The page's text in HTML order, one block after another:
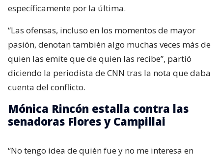
específicamente por la última.
“Las ofensas, incluso en los momentos de mayor
pasión, denotan también algo muchas veces más de
quien las emite que de quien las recibe”, partió
diciendo la periodista de CNN tras la nota que daba
cuenta del conflicto.
Mónica Rincón estalla contra las
senadoras Flores y Campillai
“No tengo idea de quién fue y no me interesa en